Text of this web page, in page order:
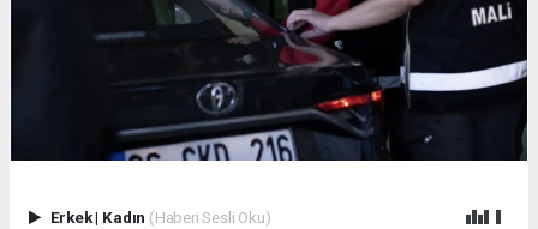
Erkek| Kadın (Haberi Sesli Oku)